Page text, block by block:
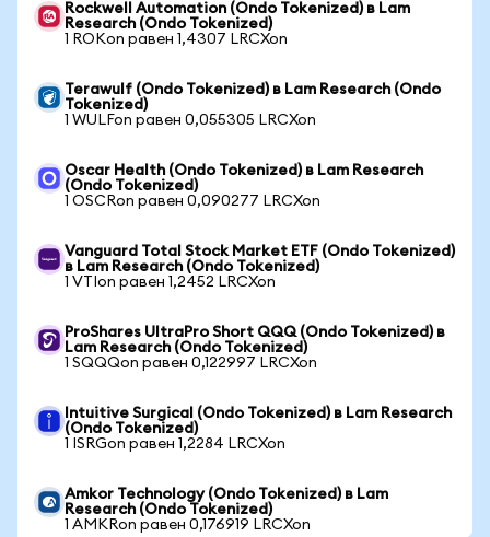
Rockwell Automation (Ondo Tokenized) в Lam
Research (Ondo Tokenized)
1 ROKon равен 1,4307 LRCXon
Terawulf (Ondo Tokenized) в Lam Research (Ondo
Tokenized)
1 WULFon равен 0,055305 LRCXon
Oscar Health (Ondo Tokenized) в Lam Research
(Ondo Tokenized)
1 OSCRon равен 0,090277 LRCXon
Vanguard Total Stock Market ETF (Ondo Tokenized)
в Lam Research (Ondo Tokenized)
1 VTIon равен 1,2452 LRCXon
ProShares UltraPro Short QQQ (Ondo Tokenized) в
Lam Research (Ondo Tokenized)
1 SQQQon равен 0,122997 LRCXon
Intuitive Surgical (Ondo Tokenized) в Lam Research
(Ondo Tokenized)
1 ISRGon равен 1,2284 LRCXon
Amkor Technology (Ondo Tokenized) в Lam
Research (Ondo Tokenized)
1 AMKRon равен 0,176919 LRCXon